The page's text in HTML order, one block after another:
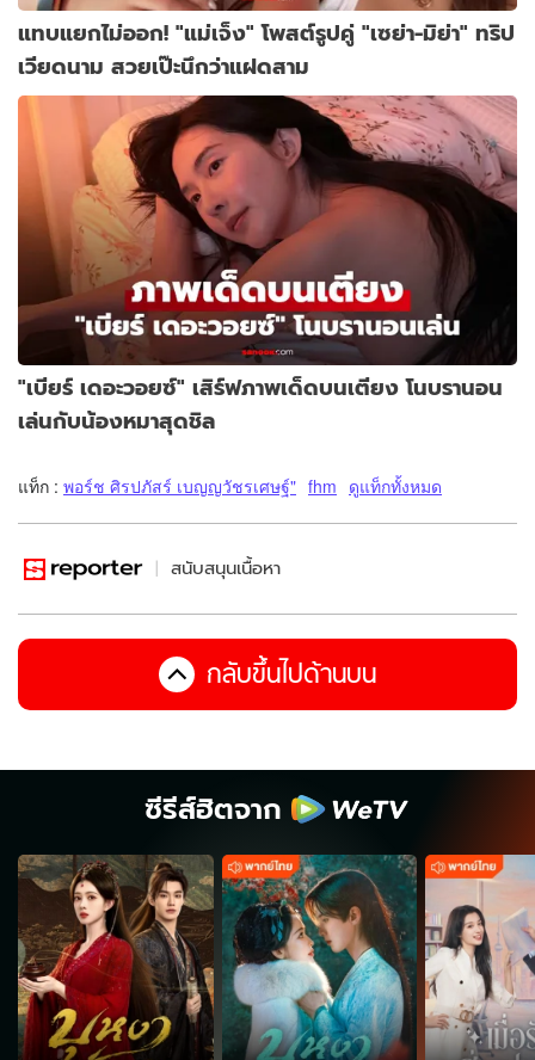
แทบแยกไม่ออก! "แม่เจ็ง" โพสต์รูปคู่ "เซย่า-มิย่า" ทริป
เวียดนาม สวยเป๊ะนึกว่าแฝดสาม
"เบียร์ เดอะวอยซ์" เสิร์ฟภาพเด็ดบนเตียง โนบรานอน
เล่นกับน้องหมาสุดชิล
แท็ก : พอร์ช ศิรปภัสร์ เบญญวัชรเศษฐ์" fhm ดูแท็กทั้งหมด
สนับสนุนเนื้อหา
กลับขึ้นไปด้านบน
ซีรีส์ฮิตจาก